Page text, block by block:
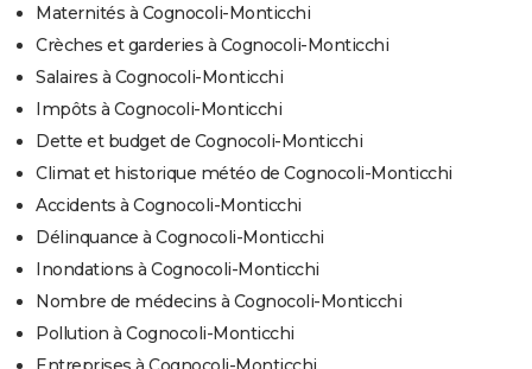
Maternités à Cognocoli-Monticchi
Crèches et garderies à Cognocoli-Monticchi
Salaires à Cognocoli-Monticchi
Impôts à Cognocoli-Monticchi
Dette et budget de Cognocoli-Monticchi
Climat et historique météo de Cognocoli-Monticchi
Accidents à Cognocoli-Monticchi
Délinquance à Cognocoli-Monticchi
Inondations à Cognocoli-Monticchi
Nombre de médecins à Cognocoli-Monticchi
Pollution à Cognocoli-Monticchi